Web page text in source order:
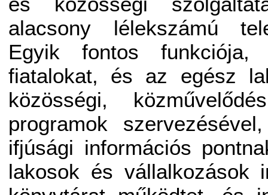
alacsony lélekszámú
Egyik fontos
fiatalokat, és az egész
közösségi,
programok
ifjúsági információs
lakosok és vállalkozások